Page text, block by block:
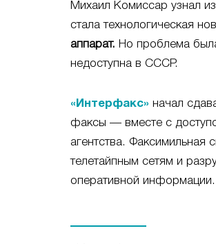
Михаил Комиссар узнал
стала технологическая
аппарат. Но проблема
недоступна в СССР.
«Интерфакс» начал
факсы — вместе с
агентства. Факсимильная
телетайпным сетям и
оперативной информации.